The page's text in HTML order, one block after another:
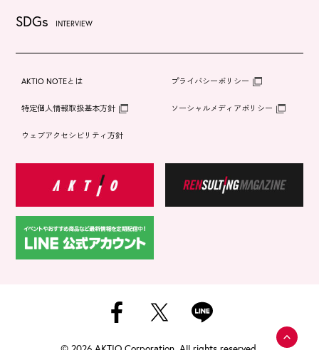
SDGs INTERVIEW
AKTIO NOTEとは プライバシーポリシー
特定個人情報取扱基本方針 ソーシャルメディアポリシー
ウェブアクセシビリティ方針